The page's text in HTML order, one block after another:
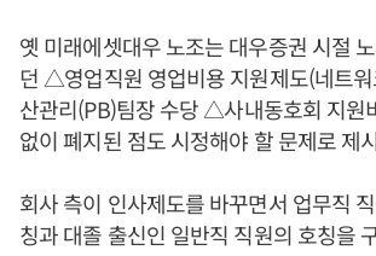
옛 미래에셋대우 노조는 대우증권 시절
던 △영업직원 영업비용 지원제도(네트
산관리(PB)팀장 수당 △사내동호회 지원
없이 폐지된 점도 시정해야 할 문제로 제
회사 측이 인사제도를 바꾸면서 업무직
칭과 대졸 출신인 일반직 직원의 호칭을